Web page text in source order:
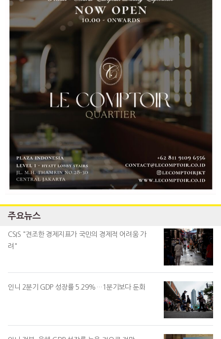
주요뉴스
CSIS "견조한 경제지표가 국민의 경제적 어려움 가
려"
인니 2분기 GDP 성장률 5.29%…1분기보다 둔화